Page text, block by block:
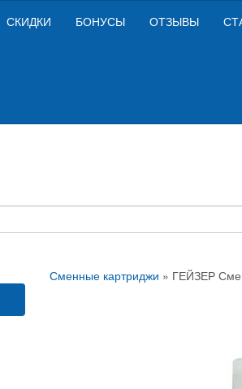
СКИДКИ БОНУСЫ ОТЗЫВЫ
Сменные картриджи » ГЕЙЗЕР